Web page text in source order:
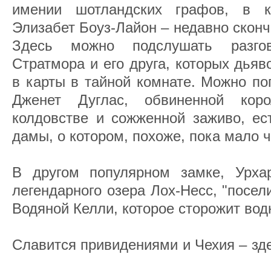
имении шотландских графов, в
Элизабет Боуз-Лайон – недавно
Здесь можно подслушать
Стратмора и его друга, которых
в карты в тайной комнате. Можно
Дженет Дуглас, обвиненной
колдовстве и сожженной заживо,
дамы, о котором, похоже, пока мало
В другом популярном замке,
легендарного озера Лох-Несс,
Водяной Келли, которое сторожит
Славится привидениями и Чехия –